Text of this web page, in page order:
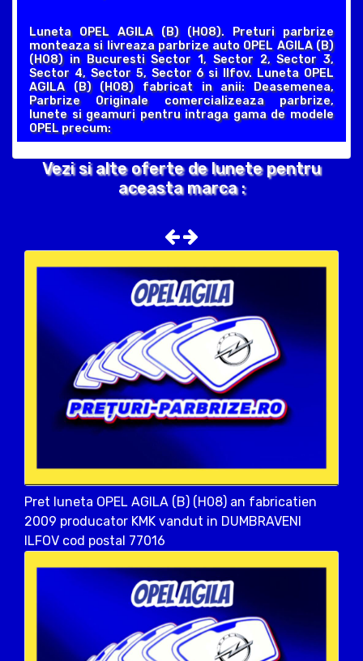
Luneta OPEL AGILA (B) (H08). Preturi parbrize
monteaza si livreaza parbrize auto OPEL AGILA (B)
(H08) in Bucuresti Sector 1, Sector 2, Sector 3,
Sector 4, Sector 5, Sector 6 si Ilfov. Luneta OPEL
AGILA (B) (H08) fabricat in anii: Deasemenea,
Parbrize Originale comercializeaza parbrize,
lunete si geamuri pentru intraga gama de modele
OPEL precum:
Vezi si alte oferte de lunete pentru
aceasta marca :
Pret luneta OPEL AGILA (B) (H08) an fabricatien
2009 producator KMK vandut in DUMBRAVENI
ILFOV cod postal 77016